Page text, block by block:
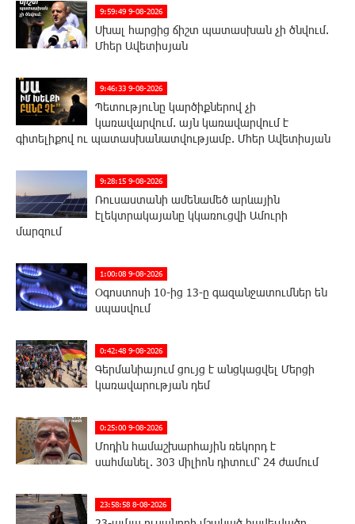
9:59:49 9-08-2026
Սխալ հարցից ճիշտ պատասխան չի ծնվում.
Մհեր Ավետիսյան
9:46:33 9-08-2026
Պետությունը կարծիքներով չի
կառավարվում. այն կառավարվում է
գիտելիքով ու պատասխանատվությամբ. Մհեր Ավետիսյան
9:28:15 9-08-2026
Ռուսաստանի ամենամեծ արևային
էլեկտրակայանը կկառուցվի Ամուրի
մարզում
1:00:08 9-08-2026
Օգոստոսի 10-ից 13-ը գազանջատումներ են
սպասվում
0:42:48 9-08-2026
Գերմանիայում ցույց է անցկացվել Մերցի
կառավարության դեմ
0:25:00 9-08-2026
Մոդին համաշխարհային ռեկորդ է
սահմանել. 303 միլիոն դիտում՝ 24 ժամում
23:58:58 8-08-2026